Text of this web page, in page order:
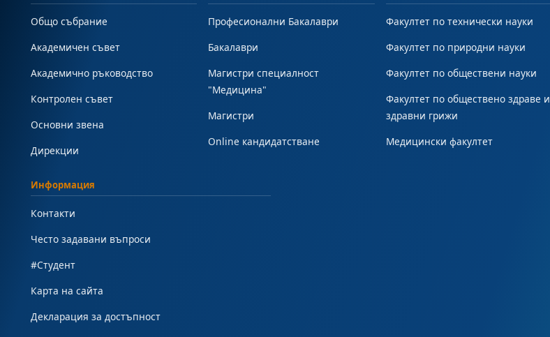
Общо събрание
Академичен съвет
Академично ръководство
Контролен съвет
Основни звена
Дирекции
Професионални Бакалаври
Бакалаври
Магистри специалност
"Медицина"
Магистри
Online кандидатстване
Факултет по технически науки
Факултет по природни науки
Факултет по обществени науки
Факултет по обществено здраве и
здравни грижи
Медицински факултет
Информация
Контакти
Често задавани въпроси
#Студент
Карта на сайта
Декларация за достъпност